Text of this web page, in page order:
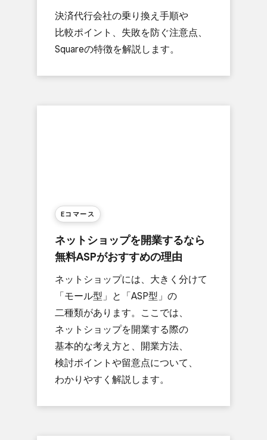
決済代行会社の​乗り換え​手順や​
比較ポイント、​失敗を​防ぐ​注意点、​
Squareの​特徴を​解説します。
Eコマース
ネットショップを​開業するなら​
無料ASPが​おすすめの​理由
ネットショップには、​大きく​分けて​
「モール型」と​「ASP型」の​
二種類が​あります。​ここでは、​
ネットショップを​開業する​際の​
基本的な​考え方と、​開業方​法、​
検討ポイントや​留意点に​ついて、​
わかりやすく​解説します。